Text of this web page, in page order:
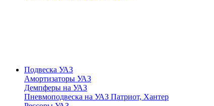
Подвеска УАЗ
Амортизаторы УАЗ
Демпферы на УАЗ
Пневмоподвеска на УАЗ Патриот, Хантер